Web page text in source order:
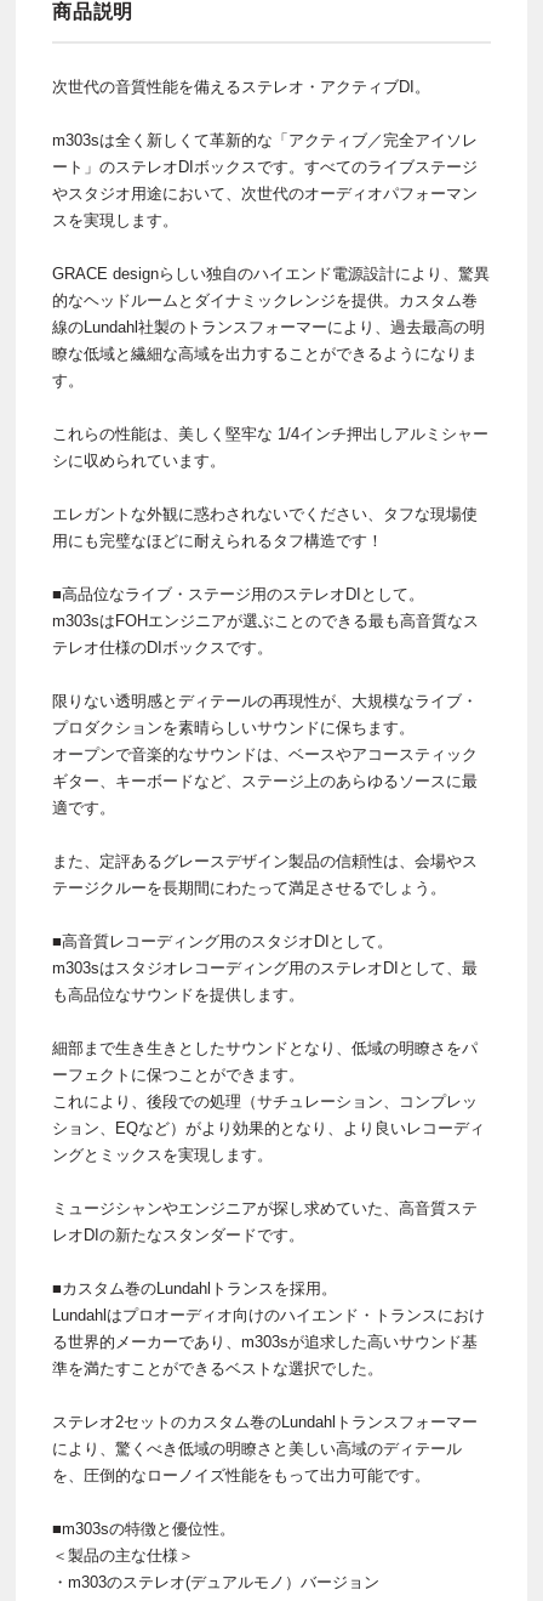
商品説明
次世代の音質性能を備えるステレオ・アクティブDI。
m303sは全く新しくて革新的な「アクティブ／完全アイソレ
ート」のステレオDIボックスです。すべてのライブステージ
やスタジオ用途において、次世代のオーディオパフォーマン
スを実現します。
GRACE designらしい独自のハイエンド電源設計により、驚異
的なヘッドルームとダイナミックレンジを提供。カスタム巻
線のLundahl社製のトランスフォーマーにより、過去最高の明
瞭な低域と繊細な高域を出力することができるようになりま
す。
これらの性能は、美しく堅牢な 1/4インチ押出しアルミシャー
シに収められています。
エレガントな外観に惑わされないでください、タフな現場使
用にも完璧なほどに耐えられるタフ構造です！
■高品位なライブ・ステージ用のステレオDIとして。
m303sはFOHエンジニアが選ぶことのできる最も高音質なス
テレオ仕様のDIボックスです。
限りない透明感とディテールの再現性が、大規模なライブ・
プロダクションを素晴らしいサウンドに保ちます。
オープンで音楽的なサウンドは、ベースやアコースティック
ギター、キーボードなど、ステージ上のあらゆるソースに最
適です。
また、定評あるグレースデザイン製品の信頼性は、会場やス
テージクルーを長期間にわたって満足させるでしょう。
■高音質レコーディング用のスタジオDIとして。
m303sはスタジオレコーディング用のステレオDIとして、最
も高品位なサウンドを提供します。
細部まで生き生きとしたサウンドとなり、低域の明瞭さをパ
ーフェクトに保つことができます。
これにより、後段での処理（サチュレーション、コンプレッ
ション、EQなど）がより効果的となり、より良いレコーディ
ングとミックスを実現します。
ミュージシャンやエンジニアが探し求めていた、高音質ステ
レオDIの新たなスタンダードです。
■カスタム巻のLundahlトランスを採用。
Lundahlはプロオーディオ向けのハイエンド・トランスにおけ
る世界的メーカーであり、m303sが追求した高いサウンド基
準を満たすことができるベストな選択でした。
ステレオ2セットのカスタム巻のLundahlトランスフォーマー
により、驚くべき低域の明瞭さと美しい高域のディテール
を、圧倒的なローノイズ性能をもって出力可能です。
■m303sの特徴と優位性。
＜製品の主な仕様＞
・m303のステレオ(デュアルモノ）バージョン